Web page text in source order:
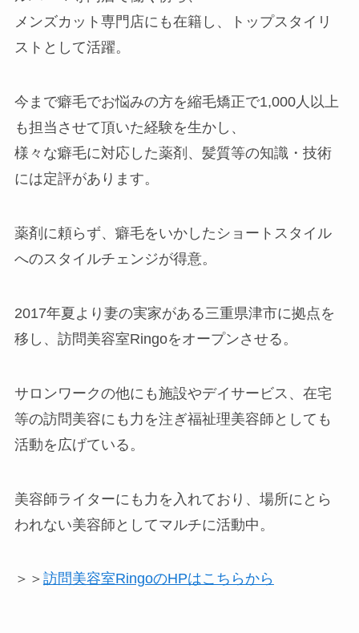
メンズカット専門店にも在籍し、トップスタイリ
ストとして活躍。
今まで癖毛でお悩みの方を縮毛矯正で1,000人以上
も担当させて頂いた経験を生かし、
様々な癖毛に対応した薬剤、髪質等の知識・技術
には定評があります。
薬剤に頼らず、癖毛をいかしたショートスタイル
へのスタイルチェンジが得意。
2017年夏より妻の実家がある三重県津市に拠点を
移し、訪問美容室Ringoをオープンさせる。
サロンワークの他にも施設やデイサービス、在宅
等の訪問美容にも力を注ぎ福祉理美容師としても
活動を広げている。
美容師ライターにも力を入れており、場所にとら
われない美容師としてマルチに活動中。
＞＞ 訪問美容室RingoのHPはこちらから